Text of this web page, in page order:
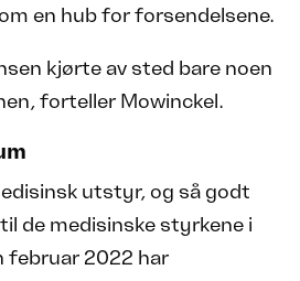
en hub for forsendelsene.
kjørte av sted bare noen
forteller Mowinckel.
utstyr, og så godt
de medisinske styrkene i
februar 2022 har